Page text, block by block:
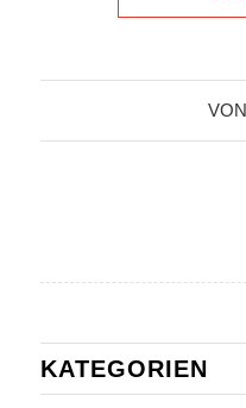
VON
KATEGORIEN